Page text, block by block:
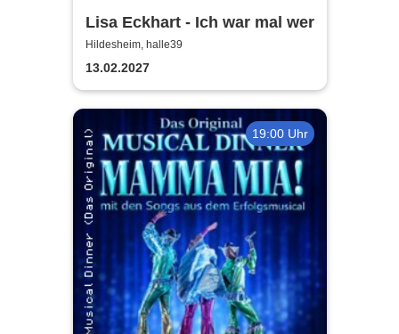
Lisa Eckhart - Ich war mal wer
Hildesheim, halle39
13.02.2027
19:00 Uhr